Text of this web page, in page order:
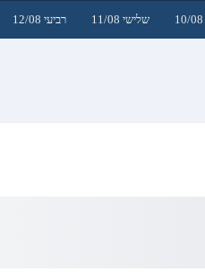
שלישי 11/08 רביעי 12/08